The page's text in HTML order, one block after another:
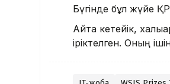
Бүгінде бұл жүйе ҚР
Айта кетейік,
іріктелген. Оның